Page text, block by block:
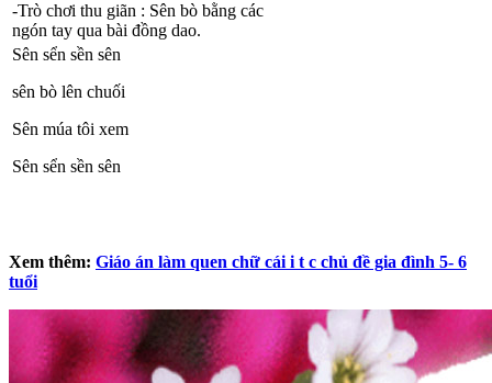
-Trò chơi thu giãn : Sên bò bằng các
ngón tay qua bài đồng dao.
Sên sển sền sên
sên bò lên chuối
Sên múa tôi xem
Sên sển sền sên
Xem thêm: Giáo án làm quen chữ cái i t c chủ đề gia đình 5- 6
tuổi